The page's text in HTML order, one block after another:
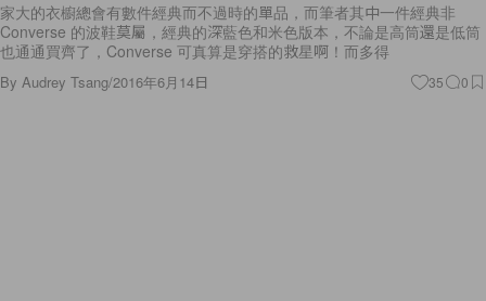
家大的衣櫥總會有數件經典而不過時的單品，而筆者其中一件經典非
Converse 的波鞋莫屬，經典的深藍色和米色版本，不論是高筒還是低筒
也通通買齊了，Converse 可真算是穿搭的救星啊！而多得
By Audrey Tsang/2016年6月14日 35 0